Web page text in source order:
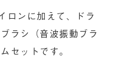
ロンに加えて、ドラ
ラシ（音波振動ブラ
セットです。